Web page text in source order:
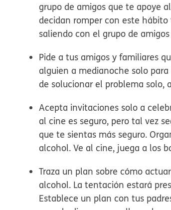
grupo de amigos que te apoye
decidan romper con este
saliendo con el grupo de
Pide a tus amigos y familiares
alguien a medianoche solo
de solucionar el problema solo,
Acepta invitaciones solo a
al cine es seguro, pero tal vez
que te sientas más seguro.
alcohol. Ve al cine, juega a los
Traza un plan sobre cómo
alcohol. La tentación estará
Establece un plan con tus